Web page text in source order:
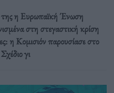
της η Ευρωπαϊκή Ένωση
στη στεγαστική κρίση
η Κομισιόν παρουσίασε στο
γι